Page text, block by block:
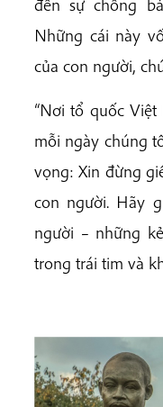
đến sự chống
Những cái này
của con người,
“Nơi tổ quốc
mỗi ngày chúng
vọng: Xin đừng
con người. Hãy
người – những
trong trái tim và